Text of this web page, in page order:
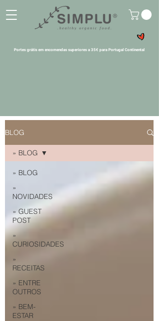
Portes grátis em encomendas superiores a 35€ para Portugal Continental
BLOG
» BLOG
»
NOVIDADES
» GUEST
POST
»
CURIOSIDADES
»
RECEITAS
» ENTRE
OUTROS
» BEM-
ESTAR
» BLOG